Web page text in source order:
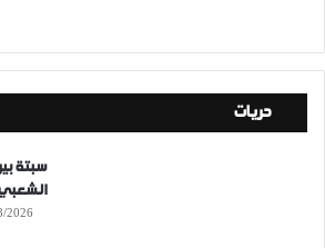
حريات
سبتة
2026